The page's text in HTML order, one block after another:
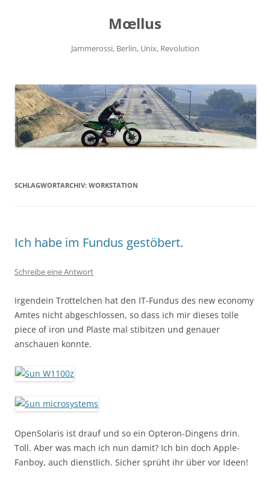
Mœllus
Jammerossi, Berlin, Unix, Revolution
SCHLAGWORTARCHIV: WORKSTATION
Ich habe im Fundus gestöbert.
Schreibe eine Antwort
Irgendein Trottelchen hat den IT-Fundus des new economy
Amtes nicht abgeschlossen, so dass ich mir dieses tolle
piece of iron und Plaste mal stibitzen und genauer
anschauen konnte.
OpenSolaris ist drauf und so ein Opteron-Dingens drin.
Toll. Aber was mach ich nun damit? Ich bin doch Apple-
Fanboy, auch dienstlich. Sicher sprüht ihr über vor Ideen!